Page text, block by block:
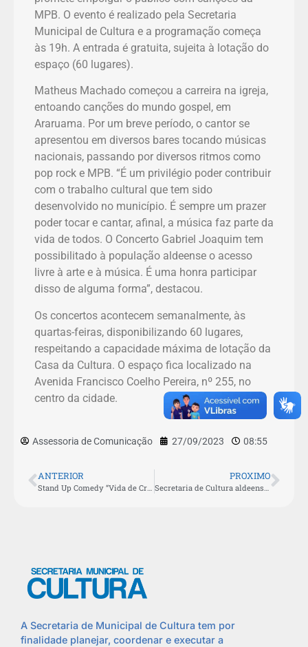
MPB. O evento é realizado pela Secretaria
Municipal de Cultura e a programação começa
às 19h. A entrada é gratuita, sujeita à lotação do
espaço (60 lugares).
Matheus Machado começou a carreira na igreja,
entoando canções do mundo gospel, em
Araruama. Por um breve período, o cantor se
apresentou em diversos bares tocando músicas
nacionais, passando por diversos ritmos como
pop rock e MPB. “É um privilégio poder contribuir
com o trabalho cultural que tem sido
desenvolvido no município. É sempre um prazer
poder tocar e cantar, afinal, a música faz parte da
vida de todos. O Concerto Gabriel Joaquim tem
possibilitado à população aldeense o acesso
livre à arte e à música. É uma honra participar
disso de alguma forma”, destacou.
Os concertos acontecem semanalmente, às
quartas-feiras, disponibilizando 60 lugares,
respeitando a capacidade máxima de lotação da
Casa da Cultura. O espaço fica localizado na
Avenida Francisco Coelho Pereira, nº 255, no
centro da cidade.
Assessoria de Comunicação 27/09/2023 08:55
ANTERIOR PROXIMO
A Secretaria de Municipal de Cultura tem por
finalidade planejar, coordenar e executar a